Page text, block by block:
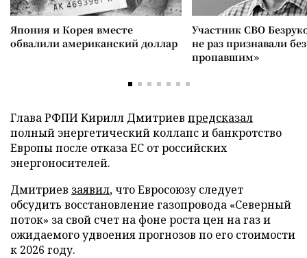
Япония и Корея вместе
обвалили американский доллар
Участник СВО
не раз признавали
пропавшим»
Глава РФПИ Кирилл Дмитриев предсказал
полный энергетический коллапс и банкротство
Европы после отказа ЕС от российских
энергоносителей.
Дмитриев заявил, что Евросоюзу следует
обсудить восстановление газопровода «Северный
поток» за свой счет на фоне роста цен на газ и
ожидаемого удвоения прогнозов по его стоимости
к 2026 году.